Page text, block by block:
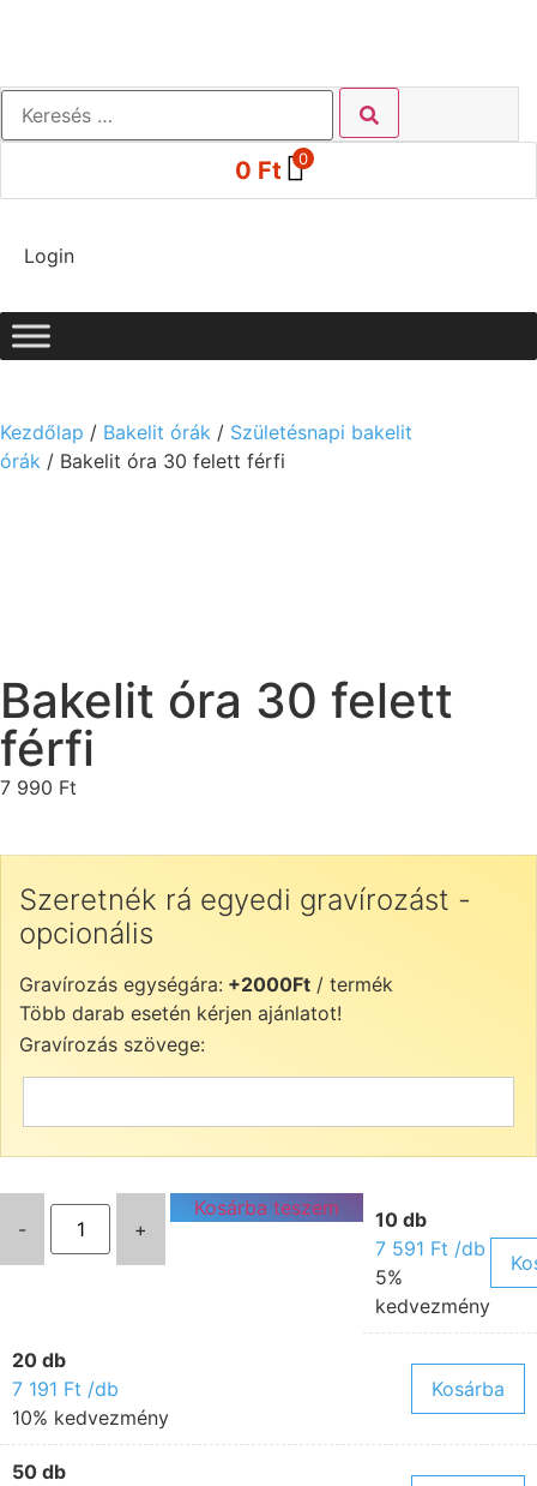
0 Ft 0
Login
Kezdőlap / Bakelit órák / Születésnapi bakelit
órák / Bakelit óra 30 felett férfi
Bakelit óra 30 felett
férfi
7 990 Ft
Szeretnék rá egyedi gravírozást -
opcionális
Gravírozás egységára: +2000Ft / termék
Több darab esetén kérjen ajánlatot!
Gravírozás szövege:
- +
Kosárba teszem
10 db
7 591 Ft /db
5%
kedvezmény
20 db
7 191 Ft /db
10% kedvezmény
Kosárba
50 db